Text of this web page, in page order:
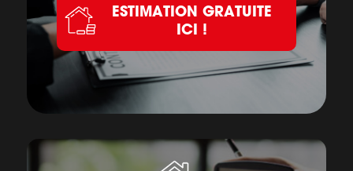
ESTIMATION GRATUITE
ICI !